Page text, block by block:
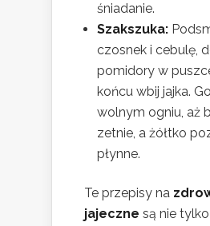
śniadanie.
Szakszuka:
czosnek i cebulę,
pomidory w
końcu wbij jajka.
wolnym ogniu, aż
zetnie, a żółtko
płynne.
Te przepisy na
jajeczne są nie tylko